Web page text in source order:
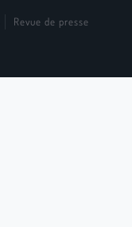
Revue de presse